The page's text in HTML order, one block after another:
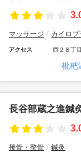
マッサージ カイロプ
アクセス 西２８丁
枇杷
長谷部蔵之進鍼
接骨・整骨 鍼灸